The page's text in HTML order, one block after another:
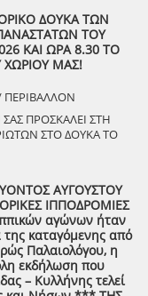
ΔΟΥΚΑ ΤΩΝ
ΤΟΥ
ΚΑΙ ΩΡΑ 8.30 ΤΟ
ΜΑΣ!
/ ΠΕΡΙΒΑΛΛΟΝ
ΠΡΟΣΚΑΛΕΙ ΣΤΗ
ΣΤΟ ΔΟΥΚΑ ΤΟ
μας και για
το σπαθί στο χέρι
ΓΙΑ ΤΟ
να ανοίξει το
σάς προσκαλεί στην
μας, το ΔΟΥΚΑ, σε
στις 13 Αυγούστου,
του χωριού με θέμα:
Διαφύλαξης και
ΑΥΓΟΥΣΤΟΥ
ΙΠΠΟΔΡΟΜΙΕΣ
αγώνων ήταν
της καταγόμενης από
Παλαιολόγου, η
εκδήλωση που
– Κυλλήνης τελεί